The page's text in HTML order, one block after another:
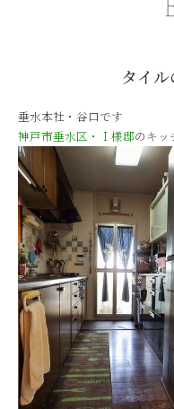
タイ
垂水本社・谷口です
神戸市垂水区・Ｉ様邸のキッ